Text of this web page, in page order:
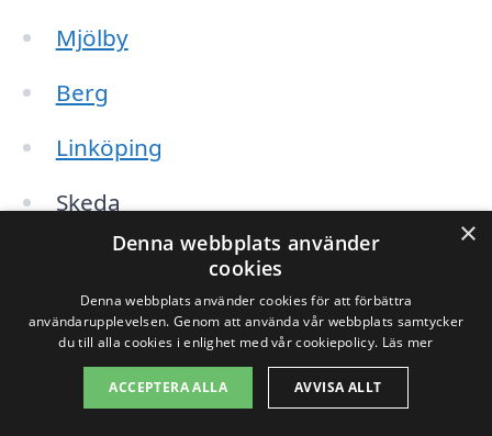
Mjölby
Berg
Linköping
Skeda
Tallboda
Vreta kloster
Vallrist
×
Denna webbplats använder
cookies
Denna webbplats använder cookies för att förbättra
användarupplevelsen. Genom att använda vår webbplats samtycker
du till alla cookies i enlighet med vår cookiepolicy. Läs mer
ACCEPTERA ALLA AVVISA ALLT